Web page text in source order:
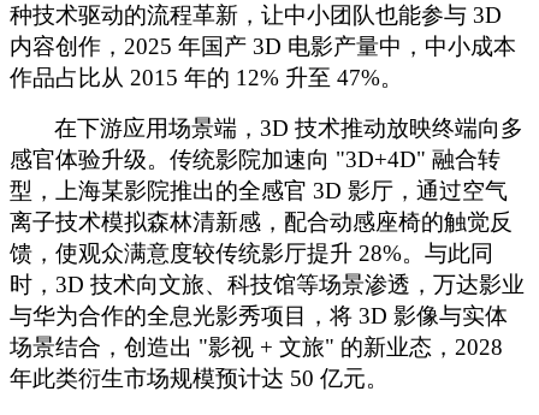
种技术驱动的流程革新，让中小团队也能参与 3D
内容创作，2025 年国产 3D 电影产量中，中小成本
作品占比从 2015 年的 12% 升至 47%。
在下游应用场景端， 3D 技术推动放映终端向多
感官体验升级。传统影院加速向 "3D+4D" 融合转
型，上海某影院推出的全感官 3D 影厅，通过空气
离子技术模拟森林清新感，配合动感座椅的触觉反
馈，使观众满意度较传统影厅提升 28%。与此同
时，3D 技术向文旅、科技馆等场景渗透，万达影业
与华为合作的全息光影秀项目，将 3D 影像与实体
场景结合，创造出 "影视 + 文旅" 的新业态，2028
年此类衍生市场规模预计达 50 亿元。